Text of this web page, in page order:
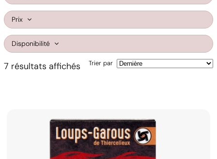
Prix
Disponibilité
7 résultats affichés Trié
plus
ancien
Trier par